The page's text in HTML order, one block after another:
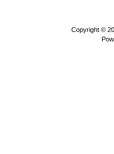
Copyright ©